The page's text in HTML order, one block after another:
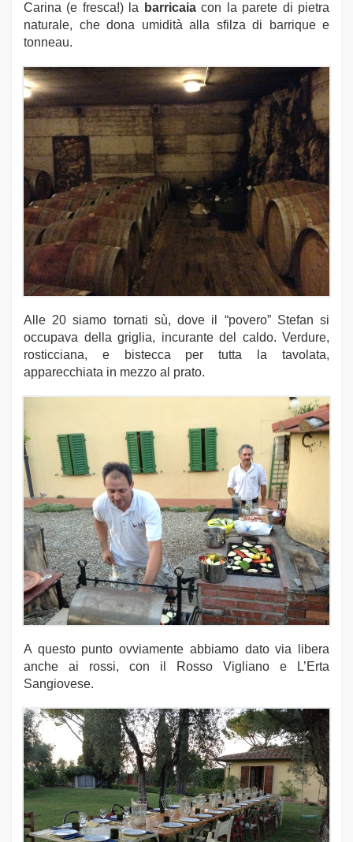
Carina (e fresca!) la barricaiacon la parete di pietra
naturale, che dona umidità alla sfilza di barrique e
tonneau.
Alle 20 siamo tornati sù, dove il “povero” Stefan si
occupava della griglia, incurante del caldo. Verdure,
rosticciana, e bistecca per tutta la tavolata,
apparecchiata in mezzo al prato.
A questo punto ovviamente abbiamo dato via libera
anche ai rossi, con il Rosso Vigliano e L’Erta
Sangiovese.